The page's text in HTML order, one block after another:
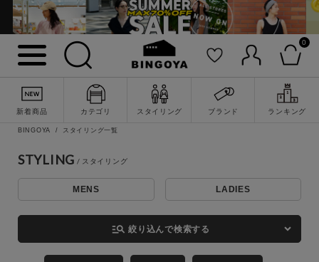
0
新着商品 カテゴリ スタイリング ブランド ランキング
詳細検索
BINGOYA スタイリング一覧
STYLING
MENS LADIES
manage_search 絞り込んで検索する